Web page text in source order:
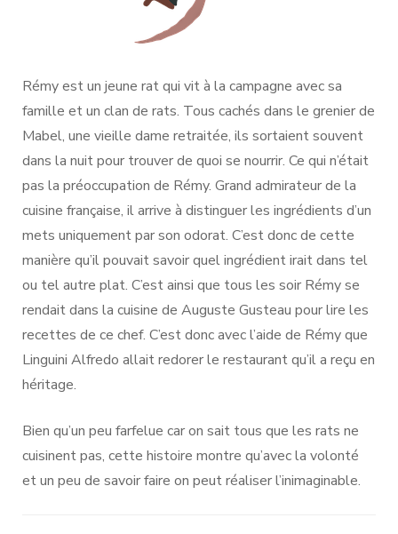
Rémy est un jeune rat qui vit à la campagne avec sa
famille et un clan de rats. Tous cachés dans le grenier de
Mabel, une vieille dame retraitée, ils sortaient souvent
dans la nuit pour trouver de quoi se nourrir. Ce qui n’était
pas la préoccupation de Rémy. Grand admirateur de la
cuisine française, il arrive à distinguer les ingrédients d’un
mets uniquement par son odorat. C’est donc de cette
manière qu’il pouvait savoir quel ingrédient irait dans tel
ou tel autre plat. C’est ainsi que tous les soir Rémy se
rendait dans la cuisine de Auguste Gusteau pour lire les
recettes de ce chef. C’est donc avec l’aide de Rémy que
Linguini Alfredo allait redorer le restaurant qu’il a reçu en
héritage.
Bien qu’un peu farfelue car on sait tous que les rats ne
cuisinent pas, cette histoire montre qu’avec la volonté
et un peu de savoir faire on peut réaliser l’inimaginable.